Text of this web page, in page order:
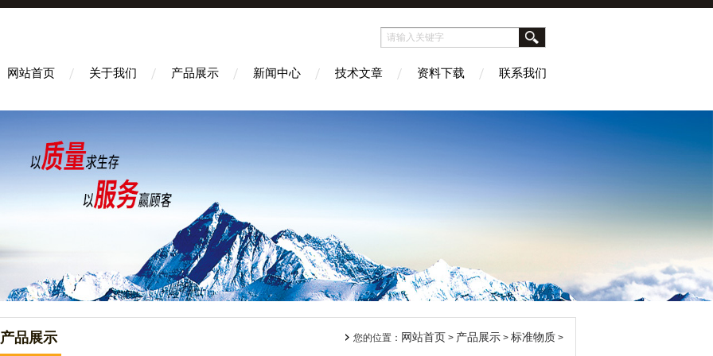
网站首页 关于我们 产品展示 新闻中心 技术文章 资料下载 联系我们
产品展示 您的位置： 网站首页 > 产品展示 > 标准物质 >